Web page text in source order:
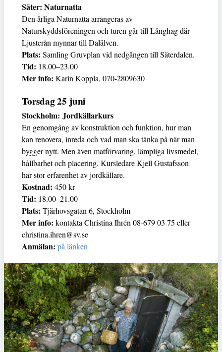
Säter: Naturnatta
Den årliga Naturnatta arrangeras av
Naturskyddsföreningen och turen går till Långhag där
Ljusterån mynnar till Dalälven.
Plats: Samling Gruvplan vid nedgången till Säterdalen.
Tid: 18.00–23.00
Mer info: Karin Koppla, 070-2809630
Torsdag 25 juni
Stockholm: Jordkällarkurs
En genomgång av konstruktion och funktion, hur man
kan renovera, inreda och vad man ska tänka på när man
bygger nytt. Men även matförvaring, lämpliga livsmedel,
hållbarhet och placering. Kursledare Kjell Gustafsson
har stor erfarenhet av jordkällare.
Kostnad: 450 kr
Tid: 18.00–21.00
Plats: Tjärhovsgatan 6, Stockholm
Mer info: kontakta Christina Ihrén 08-679 03 75 eller
christina.ihren@sv.se
Anmälan: på länken